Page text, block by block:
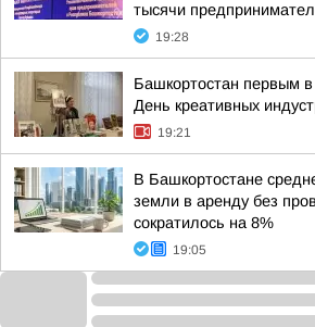
тысячи
19:28
Башкортостан первым
День креативных
19:21
В Башкортостане
земли в аренду без
сократилось на 8%
19:05